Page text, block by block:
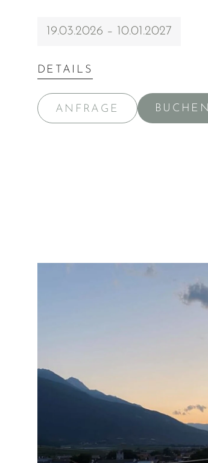
19.03.2026 – 10.01.2027
DETAILS
ANFRAGE BUCHEN